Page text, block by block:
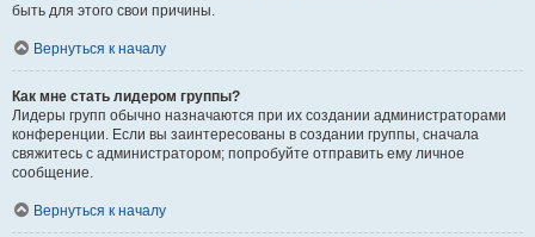
быть для этого свои причины.
Вернуться к началу
Как мне стать лидером группы?
Лидеры групп обычно назначаются при их создании администраторами
конференции. Если вы заинтересованы в создании группы, сначала
свяжитесь с администратором; попробуйте отправить ему личное
сообщение.
Вернуться к началу